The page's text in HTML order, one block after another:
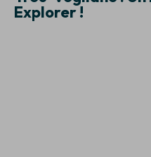
Explorer !